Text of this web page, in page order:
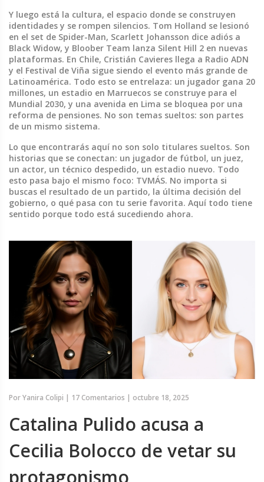
Y luego está la cultura, el espacio donde se construyen
identidades y se rompen silencios. Tom Holland se lesionó
en el set de Spider-Man, Scarlett Johansson dice adiós a
Black Widow, y Bloober Team lanza Silent Hill 2 en nuevas
plataformas. En Chile, Cristián Cavieres llega a Radio ADN
y el Festival de Viña sigue siendo el evento más grande de
Latinoamérica. Todo esto se entrelaza: un jugador gana 20
millones, un estadio en Marruecos se construye para el
Mundial 2030, y una avenida en Lima se bloquea por una
reforma de pensiones. No son temas sueltos: son partes
de un mismo sistema.
Lo que encontrarás aquí no son solo titulares sueltos. Son
historias que se conectan: un jugador de fútbol, un juez,
un actor, un técnico despedido, un estadio nuevo. Todo
esto pasa bajo el mismo foco: TVMÁS. No importa si
buscas el resultado de un partido, la última decisión del
gobierno, o qué pasa con tu serie favorita. Aquí todo tiene
sentido porque todo está sucediendo ahora.
PorYanira Colipi | 17 Comentarios | octubre 18, 2025
Catalina Pulido acusa a
Cecilia Bolocco de vetar su
protagonismo